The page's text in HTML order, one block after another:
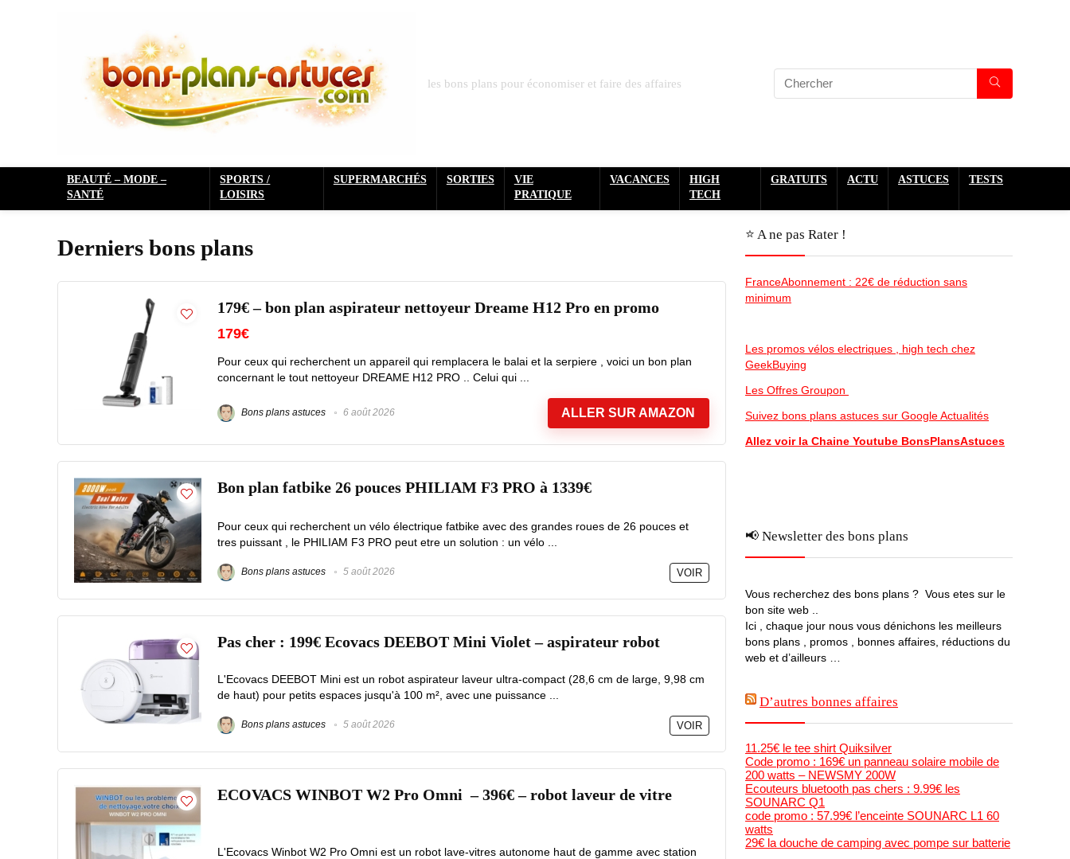
les bons plans pour économiser et faire des affaires
BEAUTÉ – MODE –
SANTÉ
SPORTS /
LOISIRS
SUPERMARCHÉS SORTIES
VIE
PRATIQUE
VACANCES
HIGH
TECH
GRATUITS ACTU ASTUCES TESTS
Derniers bons plans
179€ – bon plan aspirateur nettoyeur Dreame H12 Pro en promo
179€
Pour ceux qui recherchent un appareil qui remplacera le balai et la serpiere , voici un bon plan
concernant le tout nettoyeur DREAME H12 PRO .. Celui qui ...
Bons plans astuces 6 août 2026 ALLER SUR AMAZON
Bon plan fatbike 26 pouces PHILIAM F3 PRO à 1339€
Pour ceux qui recherchent un vélo électrique fatbike avec des grandes roues de 26 pouces et
tres puissant , le PHILIAM F3 PRO peut etre un solution : un vélo ...
Bons plans astuces 5 août 2026 VOIR
Pas cher : 199€ Ecovacs DEEBOT Mini Violet – aspirateur robot
L'Ecovacs DEEBOT Mini est un robot aspirateur laveur ultra-compact (28,6 cm de large, 9,98 cm
de haut) pour petits espaces jusqu'à 100 m², avec une puissance ...
Bons plans astuces 5 août 2026 VOIR
ECOVACS WINBOT W2 Pro Omni – 396€ – robot laveur de vitre
L'Ecovacs Winbot W2 Pro Omni est un robot lave-vitres autonome haut de gamme avec station
⭐️ A ne pas Rater !
FranceAbonnement : 22€ de réduction sans
minimum
Les promos vélos electriques , high tech chez
GeekBuying
Les Offres Groupon
Suivez bons plans astuces sur Google Actualités
Allez voir la Chaine Youtube BonsPlansAstuces
📢 Newsletter des bons plans
Vous recherchez des bons plans ? Vous etes sur le
bon site web ..
Ici , chaque jour nous vous dénichons les meilleurs
bons plans , promos , bonnes affaires, réductions du
web et d’ailleurs …
D’autres bonnes affaires
11.25€ le tee shirt Quiksilver
Code promo : 169€ un panneau solaire mobile de
200 watts – NEWSMY 200W
Ecouteurs bluetooth pas chers : 9.99€ les
SOUNARC Q1
code promo : 57.99€ l’enceinte SOUNARC L1 60
watts
29€ la douche de camping avec pompe sur batterie